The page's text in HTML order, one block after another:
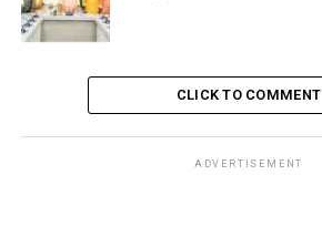
CLICK TO COMMENT
ADVERTISEMENT